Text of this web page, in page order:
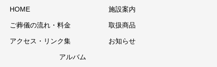
HOME 施設案内
ご葬儀の流れ・料金 取扱商品
アクセス・リンク集 お知らせ
アルバム